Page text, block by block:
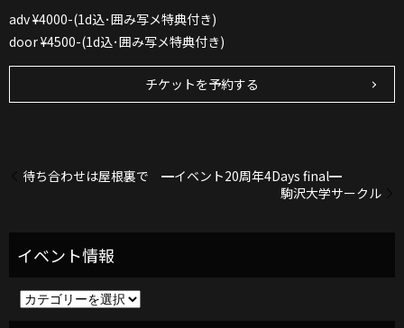
adv ¥4000-(1d込･囲み写メ特典付き)
door ¥4500-(1d込･囲み写メ特典付き)
チケットを予約する
待ち合わせは屋根裏で ━イベント20周年4Days final━
駒沢大学サークル